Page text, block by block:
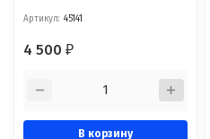
Артикул: 45141
4 500₽
В корзину